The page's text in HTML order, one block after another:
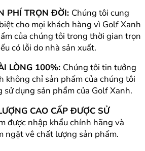
PHÍ TRỌN ĐỜI: Chúng tôi cung
cho mọi khách hàng vì Golf Xanh
của chúng tôi trong thời gian trọn
có lỗi do nhà sản xuất.
LÒNG 100%: Chúng tôi tin tưởng
không chỉ sản phẩm của chúng tôi
sử dụng sản phẩm của Golf Xanh.
CAO CẤP ĐƯỢC SỬ
được nhập khẩu chính hãng và
ngặt vê chất lượng sản phẩm.